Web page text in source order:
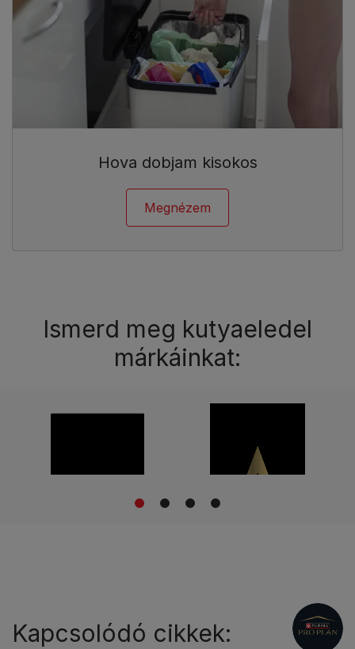
Hova dobjam kisokos
Megnézem
Ismerd meg kutyaeledel
márkáinkat:
1 2 3 4
Kapcsolódó cikkek: